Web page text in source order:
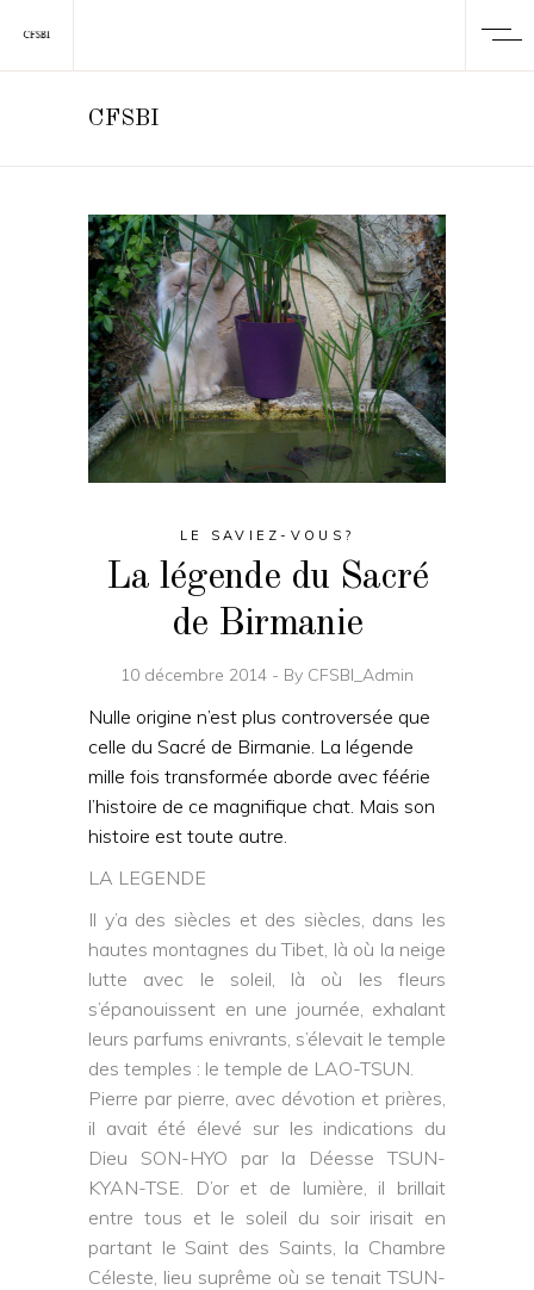
CFSBI
LE SAVIEZ-VOUS?
La légende du Sacré
de Birmanie
10 décembre 2014 By CFSBI_Admin
Nulle origine n’est plus controversée que
celle du Sacré de Birmanie. La légende
mille fois transformée aborde avec féérie
l’histoire de ce magnifique chat. Mais son
histoire est toute autre.
LA LEGENDE
Il y’a des siècles et des siècles, dans les
hautes montagnes du Tibet, là où la neige
lutte avec le soleil, là où les fleurs
s’épanouissent en une journée, exhalant
leurs parfums enivrants, s’élevait le temple
des temples : le temple de LAO-TSUN.
Pierre par pierre, avec dévotion et prières,
il avait été élevé sur les indications du
Dieu SON-HYO par la Déesse TSUN-
KYAN-TSE. D’or et de lumière, il brillait
entre tous et le soleil du soir irisait en
partant le Saint des Saints, la Chambre
Céleste, lieu suprême où se tenait TSUN-